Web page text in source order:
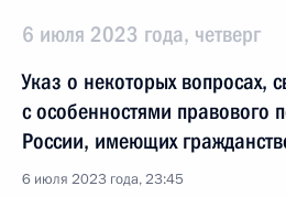
6 июля 2023 года, четверг
Указ о некоторых вопросах,
с особенностями правового
России, имеющих
6 июля 2023 года, 23:45